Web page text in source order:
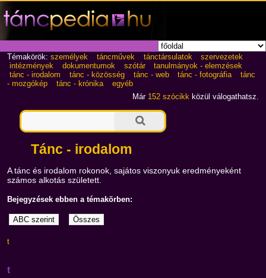
Témakörök: személyek táncművek tánctársulatok
szervezetek
intézmények
dokumentumok szótár
tanulmányok - elemzések
tánc - irodalom
tánc - közösség tánc - web tánc - fotográfia
tánc
- mozgókép
tánc - krónika
egyéb
Már 152 szócikk közül válogathatsz.
Tánc - irodalom
A tánc és irodalom rokonok, sajátos viszonyuk eredményeként
számos alkotás született.
Bejegyzések ebben a témakörben:
t
t